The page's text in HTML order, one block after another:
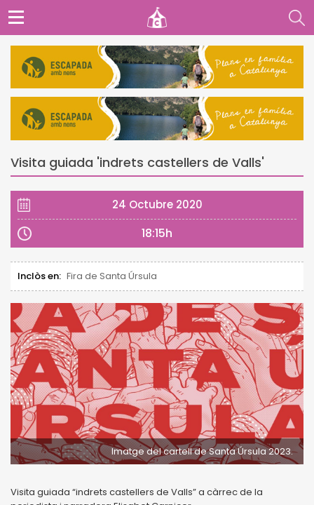
Visita guiada 'indrets castellers de Valls'
24 Octubre 2020
18:15h
Inclòs en: Fira de Santa Úrsula
Imatge del cartell de Santa Úrsula 2023.
Visita guiada “indrets castellers de Valls” a càrrec de la